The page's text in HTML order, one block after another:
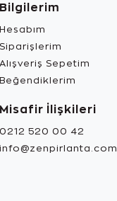
Bilgilerim
Hesabım
Siparişlerim
Alışveriş Sepetim
Beğendiklerim
Misafir İlişkileri
0212 520 00 42
info@zenpirlanta.com